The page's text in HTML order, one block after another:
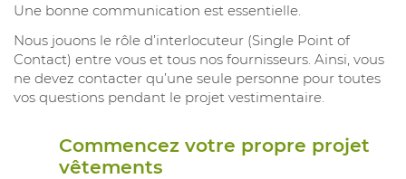
Une bonne communication est essentielle.
Nous jouons le rôle d’interlocuteur (Single Point of
Contact) entre vous et tous nos fournisseurs. Ainsi, vous
ne devez contacter qu’une seule personne pour toutes
vos questions pendant le projet vestimentaire.
Commencez votre propre projet
vêtements